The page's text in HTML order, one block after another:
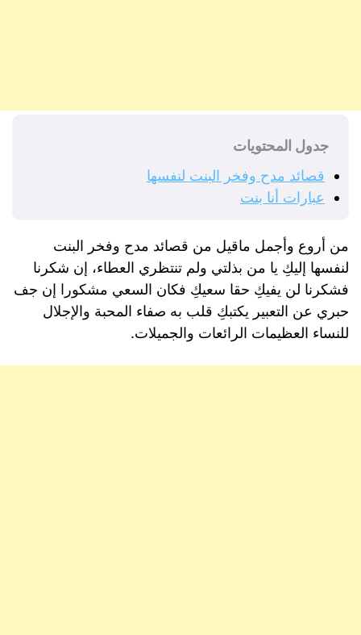
جدول المحتويات
قصائد مدح وفخر البنت لنفسها
عبارات أنا بنت
من أروع وأجمل ماقيل من قصائد مدح وفخر البنت
لنفسها إليكِ يا من بذلتي ولم تنتظري العطاء، إن شكرنا
فشكرنا لن يفيكِ حقا سعيكِ فكان السعي مشكورا إن جف
حبري عن التعبير يكتبكِ قلب به صفاء المحبة والإجلال
للنساء العظيمات الرائعات والجميلات.